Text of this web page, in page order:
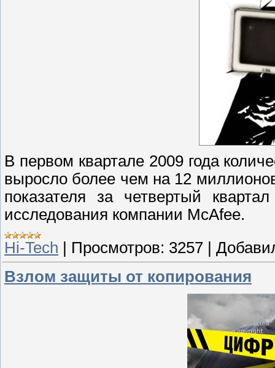
В первом квартале 2009 года
выросло более чем на 12
показателя за четвертый
исследования компании McAfee.
Hi-Tech | Просмотров: 3257 |
Взлом защиты от копирования